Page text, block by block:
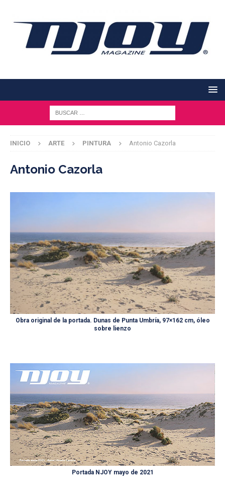
INICIO ARTE PINTURA Antonio Cazorla
Antonio Cazorla
Obra original de la portada. Dunas de Punta Umbría, 97×162 cm, óleo
sobre lienzo
Portada NJOY mayo de 2021